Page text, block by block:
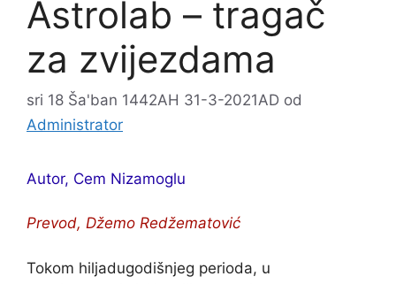
Astrolab – tragač
za zvijezdama
sri 18 Ša'ban 1442AH 31-3-2021AD od
Administrator
Autor, Cem Nizamoglu
Prevod, Džemo Redžematović
Tokom hiljadugodišnjeg perioda, u